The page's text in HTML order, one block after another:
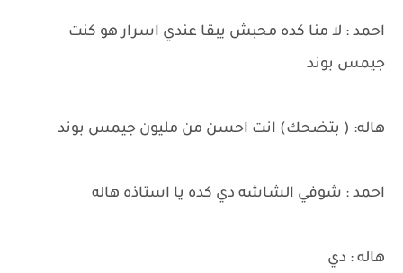
احمد : لا منا كده محبش يبقا عندي اسرار هو كنت
جيمس بوند
هاله: ( بتضحك) انت احسن من مليون جيمس بوند
احمد : شوفي الشاشه دي كده يا استاذه هاله
هاله : دي